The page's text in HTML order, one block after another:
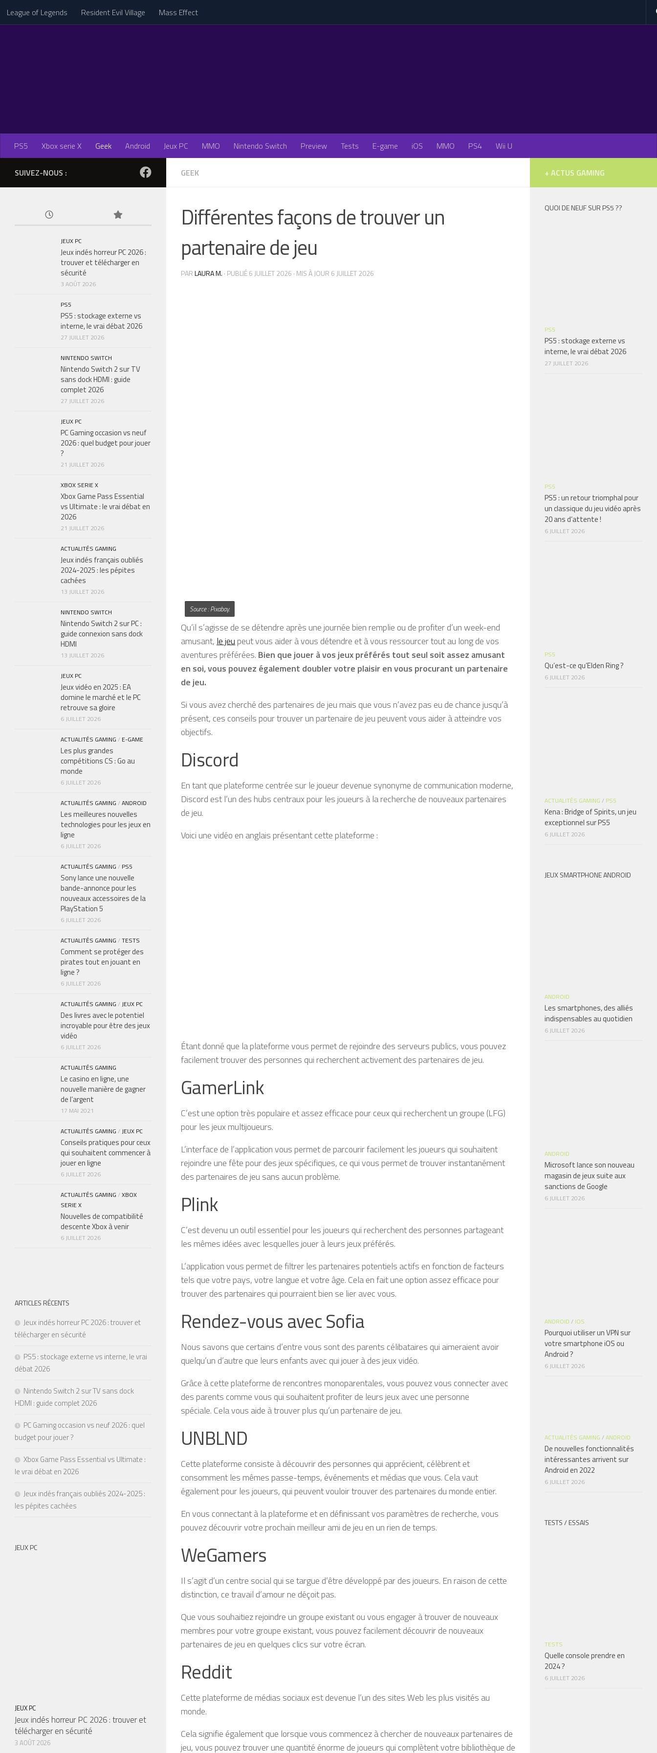
Skip to content
League of Legends Resident Evil Village Mass Effect
PS5 Xbox serie X Geek Android Jeux PC MMO Nintendo Switch Preview Tests E-game iOS MMO PS4 Wii U
GEEK
Différentes façons de trouver un
partenaire de jeu
PARLAURA M. · PUBLIÉ6 JUILLET 2026 · MIS À JOUR 6 JUILLET 2026
Source : Pixabay.
Qu’il s’agisse de se détendre après une journée bien remplie ou de profiter d’un week-end
amusant, le jeu peut vous aider à vous détendre et à vous ressourcer tout au long de vos
aventures préférées. Bien que jouer à vos jeux préférés tout seul soit assez amusant
en soi, vous pouvez également doubler votre plaisir en vous procurant un partenaire
de jeu.
Si vous avez cherché des partenaires de jeu mais que vous n’avez pas eu de chance jusqu’à
présent, ces conseils pour trouver un partenaire de jeu peuvent vous aider à atteindre vos
objectifs.
Discord
En tant que plateforme centrée sur le joueur devenue synonyme de communication moderne,
Discord est l’un des hubs centraux pour les joueurs à la recherche de nouveaux partenaires
de jeu.
Voici une vidéo en anglais présentant cette plateforme :
Étant donné que la plateforme vous permet de rejoindre des serveurs publics, vous pouvez
facilement trouver des personnes qui recherchent activement des partenaires de jeu.
GamerLink
C’est une option très populaire et assez efficace pour ceux qui recherchent un groupe (LFG)
pour les jeux multijoueurs.
L’interface de l’application vous permet de parcourir facilement les joueurs qui souhaitent
rejoindre une fête pour des jeux spécifiques, ce qui vous permet de trouver instantanément
des partenaires de jeu sans aucun problème.
Plink
C’est devenu un outil essentiel pour les joueurs qui recherchent des personnes partageant
les mêmes idées avec lesquelles jouer à leurs jeux préférés.
L’application vous permet de filtrer les partenaires potentiels actifs en fonction de facteurs
tels que votre pays, votre langue et votre âge. Cela en fait une option assez efficace pour
trouver des partenaires qui pourraient bien se lier avec vous.
Rendez-vous avec Sofia
Nous savons que certains d’entre vous sont des parents célibataires qui aimeraient avoir
quelqu’un d’autre que leurs enfants avec qui jouer à des jeux vidéo.
Grâce à cette plateforme de rencontres monoparentales, vous pouvez vous connecter avec
des parents comme vous qui souhaitent profiter de leurs jeux avec une personne
spéciale. Cela vous aide à trouver plus qu’un partenaire de jeu.
UNBLND
Cette plateforme consiste à découvrir des personnes qui apprécient, célèbrent et
consomment les mêmes passe-temps, événements et médias que vous. Cela vaut
également pour les joueurs, qui peuvent vouloir trouver des partenaires du monde entier.
En vous connectant à la plateforme et en définissant vos paramètres de recherche, vous
pouvez découvrir votre prochain meilleur ami de jeu en un rien de temps.
WeGamers
Il s’agit d’un centre social qui se targue d’être développé par des joueurs. En raison de cette
distinction, ce travail d’amour ne déçoit pas.
Que vous souhaitiez rejoindre un groupe existant ou vous engager à trouver de nouveaux
membres pour votre groupe existant, vous pouvez facilement découvrir de nouveaux
partenaires de jeu en quelques clics sur votre écran.
Reddit
Cette plateforme de médias sociaux est devenue l’un des sites Web les plus visités au
monde.
Cela signifie également que lorsque vous commencez à chercher de nouveaux partenaires de
jeu, vous pouvez trouver une quantité énorme de joueurs qui complètent votre bibliothèque de
SUIVEZ-NOUS :
JEUX PC
Jeux indés horreur PC 2026 :
trouver et télécharger en
sécurité
3 AOÛT 2026
PS5
PS5 : stockage externe vs
interne, le vrai débat 2026
27 JUILLET 2026
NINTENDO SWITCH
Nintendo Switch 2 sur TV
sans dock HDMI : guide
complet 2026
27 JUILLET 2026
JEUX PC
PC Gaming occasion vs neuf
2026 : quel budget pour jouer
?
21 JUILLET 2026
XBOX SERIE X
Xbox Game Pass Essential
vs Ultimate : le vrai débat en
2026
21 JUILLET 2026
ACTUALITÉS GAMING
Jeux indés français oubliés
2024-2025 : les pépites
cachées
13 JUILLET 2026
NINTENDO SWITCH
Nintendo Switch 2 sur PC :
guide connexion sans dock
HDMI
13 JUILLET 2026
JEUX PC
Jeux vidéo en 2025 : EA
domine le marché et le PC
retrouve sa gloire
6 JUILLET 2026
ACTUALITÉS GAMING / E-GAME
Les plus grandes
compétitions CS : Go au
monde
6 JUILLET 2026
ACTUALITÉS GAMING /ANDROID
Les meilleures nouvelles
technologies pour les jeux en
ligne
6 JUILLET 2026
ACTUALITÉS GAMING / PS5
Sony lance une nouvelle
bande-annonce pour les
nouveaux accessoires de la
PlayStation 5
6 JUILLET 2026
ACTUALITÉS GAMING /TESTS
Comment se protéger des
pirates tout en jouant en
ligne ?
6 JUILLET 2026
ACTUALITÉS GAMING /JEUX PC
Des livres avec le potentiel
incroyable pour être des jeux
vidéo
6 JUILLET 2026
ACTUALITÉS GAMING
Le casino en ligne, une
nouvelle manière de gagner
de l’argent
17 MAI 2021
ACTUALITÉS GAMING /JEUX PC
Conseils pratiques pour ceux
qui souhaitent commencer à
jouer en ligne
6 JUILLET 2026
ACTUALITÉS GAMING /XBOX
SERIE X
Nouvelles de compatibilité
descente Xbox à venir
6 JUILLET 2026
ARTICLES RÉCENTS
Jeux indés horreur PC 2026 : trouver et
télécharger en sécurité
PS5 : stockage externe vs interne, le vrai
débat 2026
Nintendo Switch 2 sur TV sans dock
HDMI : guide complet 2026
PC Gaming occasion vs neuf 2026 : quel
budget pour jouer ?
Xbox Game Pass Essential vs Ultimate :
le vrai débat en 2026
Jeux indés français oubliés 2024-2025 :
les pépites cachées
JEUX PC
JEUX PC
Jeux indés horreur PC 2026 : trouver et
télécharger en sécurité
3 AOÛT 2026
+ ACTUS GAMING
QUOI DE NEUF SUR PS5 ??
PS5
PS5 : stockage externe vs
interne, le vrai débat 2026
27 JUILLET 2026
PS5
PS5 : un retour triomphal pour
un classique du jeu vidéo après
20 ans d’attente !
6 JUILLET 2026
PS5
Qu’est-ce qu’Elden Ring ?
6 JUILLET 2026
ACTUALITÉS GAMING / PS5
Kena : Bridge of Spirits, un jeu
exceptionnel sur PS5
6 JUILLET 2026
JEUX SMARTPHONE ANDROID
ANDROID
Les smartphones, des alliés
indispensables au quotidien
6 JUILLET 2026
ANDROID
Microsoft lance son nouveau
magasin de jeux suite aux
sanctions de Google
6 JUILLET 2026
ANDROID / IOS
Pourquoi utiliser un VPN sur
votre smartphone iOS ou
Android ?
6 JUILLET 2026
ACTUALITÉS GAMING /ANDROID
De nouvelles fonctionnalités
intéressantes arrivent sur
Android en 2022
6 JUILLET 2026
TESTS / ESSAIS
TESTS
Quelle console prendre en
2024 ?
6 JUILLET 2026